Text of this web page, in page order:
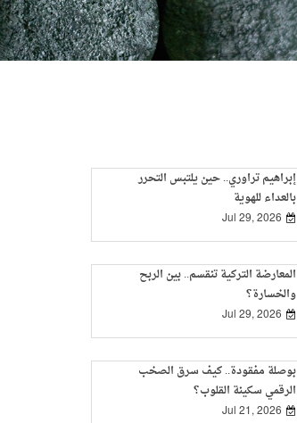
إبراهيم تراوري.. حين يلتبس التحرر
بالعداء للهوية
Jul 29, 2026
المعارضة التركية تنقسم.. بين الربح
والخسارة؟
Jul 29, 2026
بوصلة مفقودة.. كيف سرق الصخب
الرقمي سكينة القلوب؟
Jul 21, 2026